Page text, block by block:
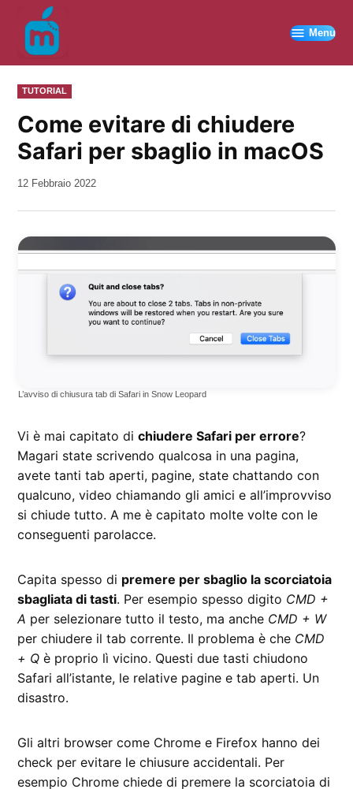
contenuto
Menu
PUBBLICATO
IN
TUTORIAL
Come evitare di chiudere
Safari per sbaglio in macOS
da
12 Febbraio 2022
L’avviso di chiusura tab di Safari in Snow Leopard
Vi è mai capitato dichiudere Safari per errore?
Magari state scrivendo qualcosa in una pagina,
avete tanti tab aperti, pagine, state chattando con
qualcuno, video chiamando gli amici e all’improvviso
si chiude tutto. A me è capitato molte volte con le
conseguenti parolacce.
Capita spesso di premere per sbaglio la scorciatoia
sbagliata di tasti. Per esempio spesso digito CMD +
A per selezionare tutto il testo, ma anche CMD + W
per chiudere il tab corrente. Il problema è che CMD
+ Q è proprio lì vicino. Questi due tasti chiudono
Safari all’istante, le relative pagine e tab aperti. Un
disastro.
Gli altri browser come Chrome e Firefox hanno dei
check per evitare le chiusure accidentali. Per
esempio Chrome chiede di premere la scorciatoia di